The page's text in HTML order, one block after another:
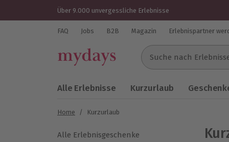
Über 9.000 unvergessliche Erlebnisse
FAQ Jobs B2B Magazin Erlebnispartner
Suche nach
Alle Erlebnisse Kurzurlaub
Home / Kurzurlaub
Alle Erlebnisgeschenke